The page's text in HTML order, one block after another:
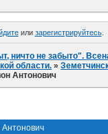
или зарегистрируйтесь.
ничто не забыто".
области. »
Антонович
Антонович